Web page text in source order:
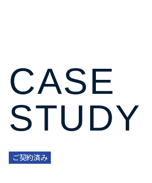
CASE
STUDY
ご契約済み